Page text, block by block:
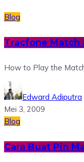
Blog
Tracfone Match
How to Play the
Edward Adiputra
Mei 3, 2009
Blog
Cara Buat Pin